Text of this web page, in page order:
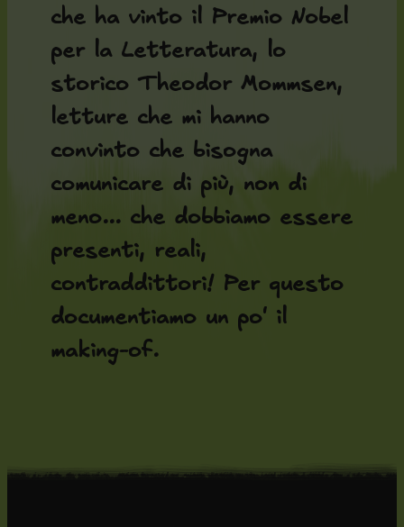
che ha vinto il Premio Nobel
per la Letteratura, lo
storico Theodor Mommsen,
letture che mi hanno
convinto che bisogna
comunicare di più, non di
meno... che dobbiamo essere
presenti, reali,
contraddittori! Per questo
documentiamo un po' il
making-of.